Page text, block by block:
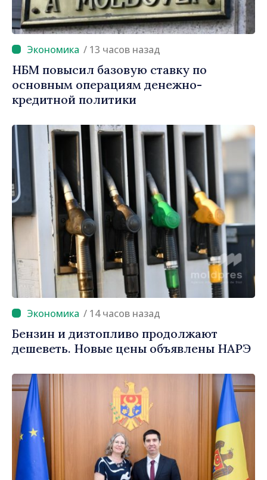
/ 13 часов назад
НБМ повысил базовую ставку по
основным операциям денежно-
кредитной политики
/ 14 часов назад
Бензин и дизтопливо продолжают
дешеветь. Новые цены объявлены НАРЭ